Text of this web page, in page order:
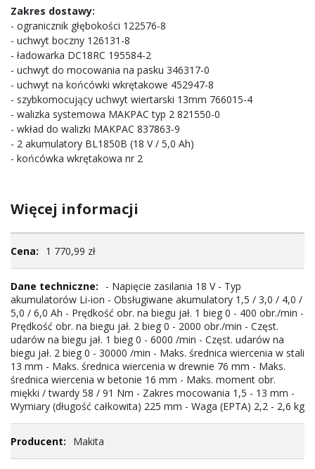
Zakres dostawy:
- ogranicznik głębokości 122576-8
- uchwyt boczny 126131-8
- ładowarka DC18RC 195584-2
- uchwyt do mocowania na pasku 346317-0
- uchwyt na końcówki wkrętakowe 452947-8
- szybkomocujący uchwyt wiertarski 13mm 766015-4
- walizka systemowa MAKPAC typ 2 821550-0
- wkład do walizki MAKPAC 837863-9
- 2 akumulatory BL1850B (18 V / 5,0 Ah)
- końcówka wkrętakowa nr 2
Więcej informacji
informacji1 770,99 zł
- Napięcie zasilania 18 V - Typ
akumulatorów Li-ion - Obsługiwane akumulatory 1,5 / 3,0 / 4,0 /
5,0 / 6,0 Ah - Prędkość obr. na biegu jał. 1 bieg 0 - 400 obr./min -
Prędkość obr. na biegu jał. 2 bieg 0 - 2000 obr./min - Częst.
udarów na biegu jał. 1 bieg 0 - 6000 /min - Częst. udarów na
biegu jał. 2 bieg 0 - 30000 /min - Maks. średnica wiercenia w stali
13 mm - Maks. średnica wiercenia w drewnie 76 mm - Maks.
średnica wiercenia w betonie 16 mm - Maks. moment obr.
miękki / twardy 58 / 91 Nm - Zakres mocowania 1,5 - 13 mm -
Wymiary (długość całkowita) 225 mm - Waga (EPTA) 2,2 - 2,6 kg
Makita